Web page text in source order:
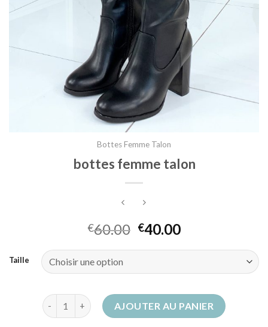
Bottes Femme Talon
bottes femme talon
€60.00 €40.00
Taille
quantité de bottes femme talon
AJOUTER AU PANIER